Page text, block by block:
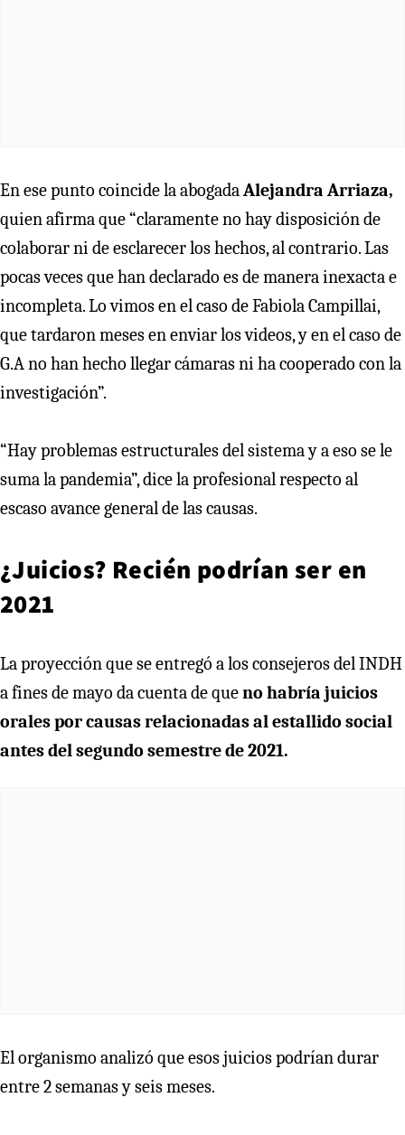
En ese punto coincide la abogadaAlejandra Arriaza,
quien afirma que “claramente no hay disposición de
colaborar ni de esclarecer los hechos, al contrario. Las
pocas veces que han declarado es de manera inexacta e
incompleta. Lo vimos en el caso de Fabiola Campillai,
que tardaron meses en enviar los videos, y en el caso de
G.A no han hecho llegar cámaras ni ha cooperado con la
investigación”.
“Hay problemas estructurales del sistema y a eso se le
suma la pandemia”, dice la profesional respecto al
escaso avance general de las causas.
¿Juicios? Recién podrían ser en
2021
La proyección que se entregó a los consejeros del INDH
a fines de mayo da cuenta de queno habría juicios
orales por causas relacionadas al estallido social
antes del segundo semestre de 2021.
El organismo analizó que esos juicios podrían durar
entre 2 semanas y seis meses.